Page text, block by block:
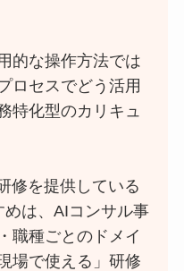
的な操作方法では
ロセスでどう活用
特化型のカリキュ
修を提供している
は、AIコンサル事
職種ごとのドメイ
場で使える」研修